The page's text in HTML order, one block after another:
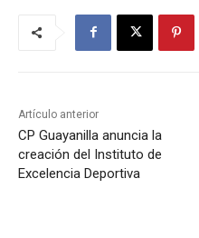
Artículo anterior
CP Guayanilla anuncia la
creación del Instituto de
Excelencia Deportiva